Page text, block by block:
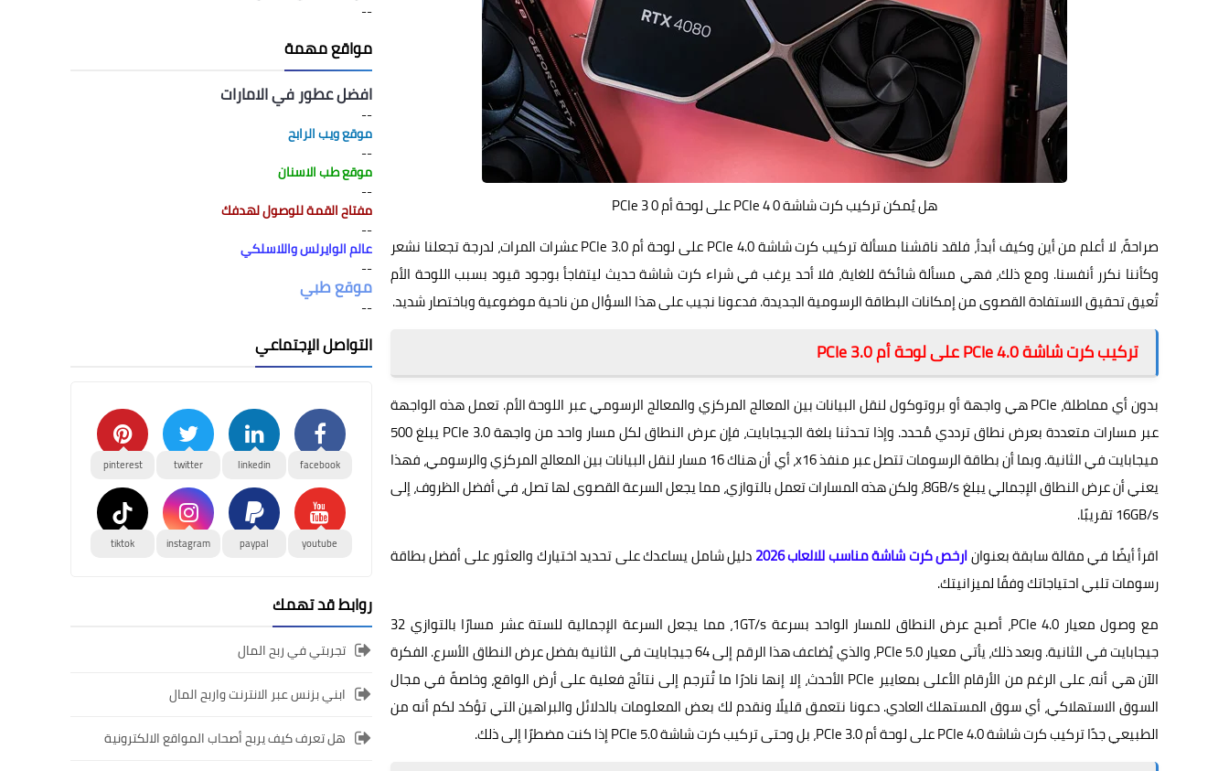
هل يُمكن تركيب كرت شاشة PCIe 4 0 على لوحة أم PCIe 3 0
صراحةً، لا أعلم من أين وكيف أبدأ، فلقد ناقشنا مسألة تركيب كرت شاشة PCIe 4.0 على لوحة أم PCIe 3.0 عشرات المرات، لدرجة تجعلنا نشعر
وكأننا نكرر أنفسنا. ومع ذلك، فهي مسألة شائكة للغاية، فلا أحد يرغب في شراء كرت شاشة حديث ليتفاجأ بوجود قيود بسبب اللوحة الأم
تُعيق تحقيق الاستفادة القصوى من إمكانات البطاقة الرسومية الجديدة. فدعونا نجيب على هذا السؤال من ناحية موضوعية وباختصار شديد.
تركيب كرت شاشة PCIe 4.0 على لوحة أم PCIe 3.0
بدون أي مماطلة، PCIe هي واجهة أو بروتوكول لنقل البيانات بين المعالج المركزي والمعالج الرسومي عبر اللوحة الأم. تعمل هذه الواجهة
عبر مسارات متعددة بعرض نطاق ترددي مُحدد. وإذا تحدثنا بلغة الجيجابايت، فإن عرض النطاق لكل مسار واحد من واجهة PCIe 3.0 يبلغ 500
ميجابايت في الثانية. وبما أن بطاقة الرسومات تتصل عبر منفذ x16، أي أن هناك 16 مسار لنقل البيانات بين المعالج المركزي والرسومي، فهذا
يعني أن عرض النطاق الإجمالي يبلغ 8GB/s، ولكن هذه المسارات تعمل بالتوازي، مما يجعل السرعة القصوى لها تصل، في أفضل الظروف، إلى
16GB/s تقريبًا.
اقرأ أيضًا في مقالة سابقة بعنوانارخص كرت شاشة مناسب للالعاب 2026
دليل شامل يساعدك على تحديد اختيارك والعثور على أفضل بطاقة
رسومات تلبي احتياجاتك وفقًا لميزانيتك.
مع وصول معيار PCIe 4.0، أصبح عرض النطاق للمسار الواحد بسرعة 1GT/s، مما يجعل السرعة الإجمالية للستة عشر مسارًا بالتوازي 32
جيجابايت في الثانية. وبعد ذلك، يأتي معيار PCIe 5.0، والذي يُضاعف هذا الرقم إلى 64 جيجابايت في الثانية بفضل عرض النطاق الأسرع. الفكرة
الآن هي أنه، على الرغم من الأرقام الأعلى بمعايير PCIe الأحدث، إلا إنها نادرًا ما تُترجم إلى نتائج فعلية على أرض الواقع، وخاصةً في مجال
السوق الاستهلاكي، أي سوق المستهلك العادي. دعونا نتعمق قليلًا ونقدم لك بعض المعلومات بالدلائل والبراهين التي تؤكد لكم أنه من
الطبيعي جدًا تركيب كرت شاشة PCIe 4.0 على لوحة أم PCIe 3.0، بل وحتى تركيب كرت شاشة PCIe 5.0 إذا كنت مضطرًا إلى ذلك.
--
مواقع مهمة
افضل عطور في الامارات
--
موقع ويب الرابح
--
موقع طب الاسنان
--
مفتاح القمة للوصول لهدفك
--
عالم الوايرلس واللاسلكي
--
موقع طبي
--
التواصل الإجتماعي
facebook
linkedin
twitter
pinterest
youtube
paypal
instagram
tiktok
روابط قد تهمك
تجربتي في ربح المال
ابني بزنس عبر الانترنت واربح المال
هل تعرف كيف يربح أصحاب المواقع الالكترونية